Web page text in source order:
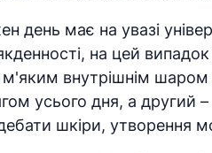
день має на увазі
на цей
внутрішнім
усього дня, а другий –
шкіри, утворення